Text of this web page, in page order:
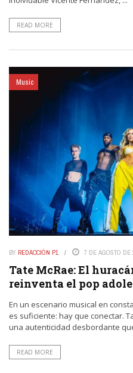
READ MORE
Music
BY REDACCIÓN P1 7 DE AGOSTO DE
Tate McRae: El
reinventa el pop
En un escenario musical en
es suficiente: hay que conectar.
una autenticidad desbordante
READ MORE